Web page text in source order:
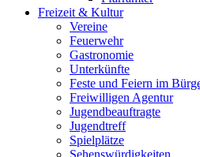
Freizeit & Kultur
Vereine
Feuerwehr
Gastronomie
Unterkünfte
Feste und Feiern im
Freiwilligen Agentur
Jugendbeauftragte
Jugendtreff
Spielplätze
Sehenswürdigkeiten